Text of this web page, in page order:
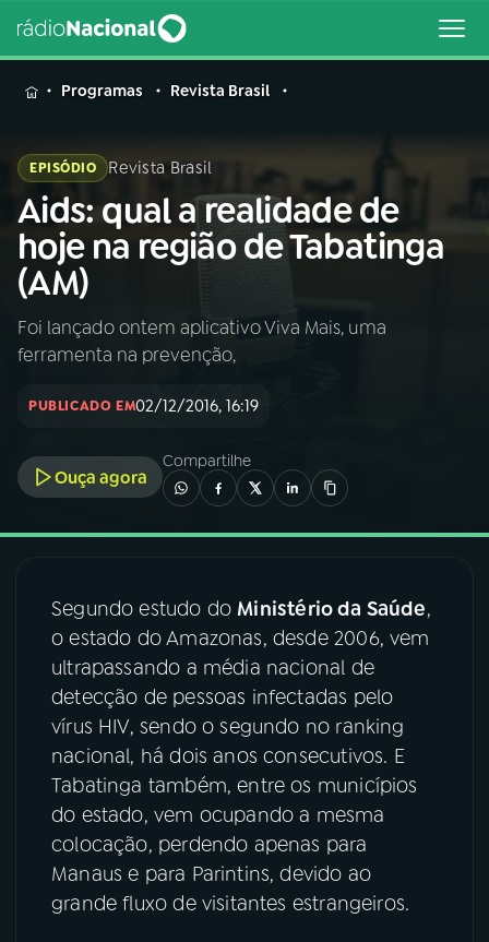
MENU
Buscar
na
Rádio
Nacional
Buscar
AO VIVO
INÍCIO
A RÁDIO
03PROGRAMAÇÃO
04 PROGRAMAS
PODCASTS
06VIDEOCASTS
ÚLTIMAS
08FESTIVAL DE MÚSICA
Programas Revista Brasil
EPISÓDIO Revista Brasil
Aids: qual a realidade de
hoje na região de Tabatinga
(AM)
Foi lançado ontem aplicativo Viva Mais, uma
ferramenta na prevenção,
PUBLICADO EM02/12/2016, 16:19
Ouça agora
Compartilhe
Segundo estudo do Ministério da Saúde,
o estado do Amazonas, desde 2006, vem
ultrapassando a média nacional de
detecção de pessoas infectadas pelo
vírus HIV, sendo o segundo no ranking
nacional, há dois anos consecutivos. E
Tabatinga também, entre os municípios
do estado, vem ocupando a mesma
colocação, perdendo apenas para
Manaus e para Parintins, devido ao
grande fluxo de visitantes estrangeiros.